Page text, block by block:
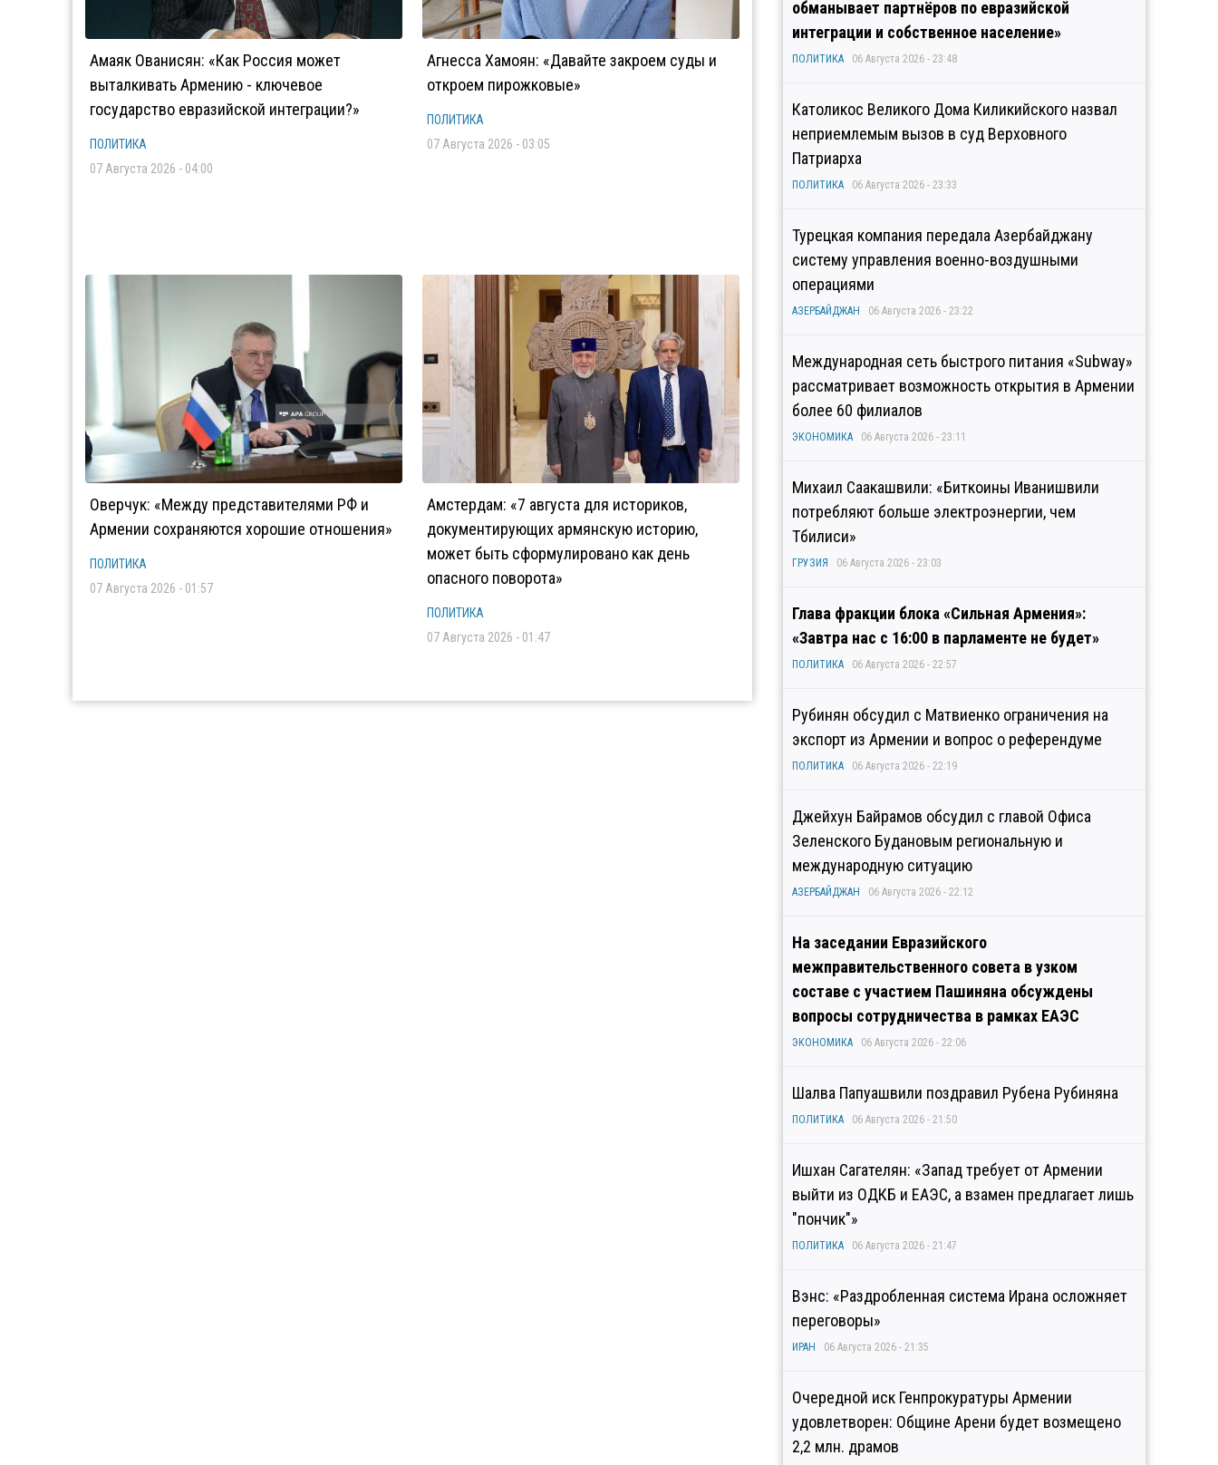
Амаяк Ованисян: «Как Россия может
выталкивать Армению - ключевое
государство евразийской интеграции?»
ПОЛИТИКА
07 Августа 2026 - 04:00
Агнесса Хамоян: «Давайте закроем суды и
откроем пирожковые»
ПОЛИТИКА
07 Августа 2026 - 03:05
Оверчук: «Между представителями РФ и
Армении сохраняются хорошие отношения»
ПОЛИТИКА
07 Августа 2026 - 01:57
Амстердам: «7 августа для историков,
документирующих армянскую историю,
может быть сформулировано как день
опасного поворота»
ПОЛИТИКА
07 Августа 2026 - 01:47
обманывает партнёров по евразийской
интеграции и собственное население»
ПОЛИТИКА 06 Августа 2026 - 23:48
Католикос Великого Дома Киликийского назвал
неприемлемым вызов в суд Верховного
Патриарха
ПОЛИТИКА 06 Августа 2026 - 23:33
Турецкая компания передала Азербайджану
систему управления военно-воздушными
операциями
АЗЕРБАЙДЖАН 06 Августа 2026 - 23:22
Международная сеть быстрого питания «Subway»
рассматривает возможность открытия в Армении
более 60 филиалов
ЭКОНОМИКА 06 Августа 2026 - 23:11
Михаил Саакашвили: «Биткоины Иванишвили
потребляют больше электроэнергии, чем
Тбилиси»
ГРУЗИЯ 06 Августа 2026 - 23:03
Глава фракции блока «Сильная Армения»:
«Завтра нас с 16:00 в парламенте не будет»
ПОЛИТИКА 06 Августа 2026 - 22:57
Рубинян обсудил с Матвиенко ограничения на
экспорт из Армении и вопрос о референдуме
ПОЛИТИКА 06 Августа 2026 - 22:19
Джейхун Байрамов обсудил с главой Офиса
Зеленского Будановым региональную и
международную ситуацию
АЗЕРБАЙДЖАН 06 Августа 2026 - 22:12
На заседании Евразийского
межправительственного совета в узком
составе с участием Пашиняна обсуждены
вопросы сотрудничества в рамках ЕАЭС
ЭКОНОМИКА 06 Августа 2026 - 22:06
Шалва Папуашвили поздравил Рубена Рубиняна
ПОЛИТИКА 06 Августа 2026 - 21:50
Ишхан Сагателян: «Запад требует от Армении
выйти из ОДКБ и ЕАЭС, а взамен предлагает лишь
"пончик"»
ПОЛИТИКА 06 Августа 2026 - 21:47
Вэнс: «Раздробленная система Ирана осложняет
переговоры»
ИРАН 06 Августа 2026 - 21:35
Очередной иск Генпрокуратуры Армении
удовлетворен: Общине Арени будет возмещено
2,2 млн. драмов